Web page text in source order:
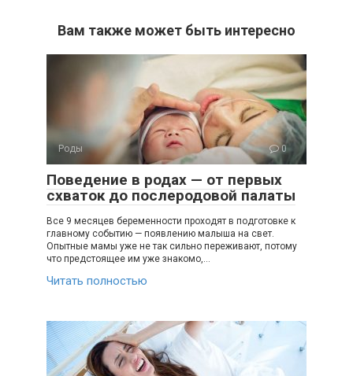
Вам также может быть интересно
Роды 0
Поведение в родах — от первых
схваток до послеродовой палаты
Все 9 месяцев беременности проходят в подготовке к
главному событию — появлению малыша на свет.
Опытные мамы уже не так сильно переживают, потому
что предстоящее им уже знакомо,…
Читать полностью